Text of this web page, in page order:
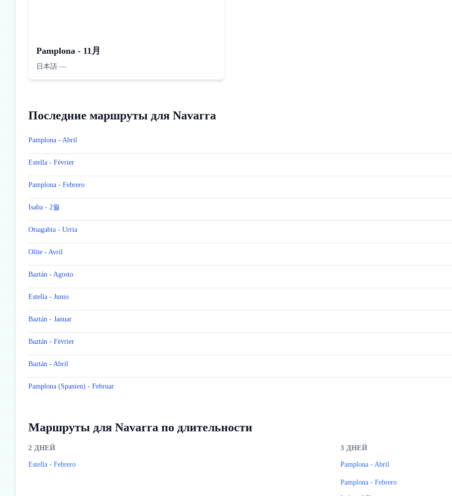
Pamplona - 11月
日本語 —
Последние маршруты для Navarra
Pamplona - Abril
Estella - Février
Pamplona - Febrero
Isaba - 2월
Otsagabia - Urria
Olite - Avril
Baztán - Agosto
Estella - Junio
Baztán - Januar
Baztán - Février
Baztán - Abril
Pamplona (Spanien) - Februar
Маршруты для Navarra по длительности
2 ДНЕЙ
Estella - Febrero
3 ДНЕЙ
Pamplona - Abril
Pamplona - Febrero